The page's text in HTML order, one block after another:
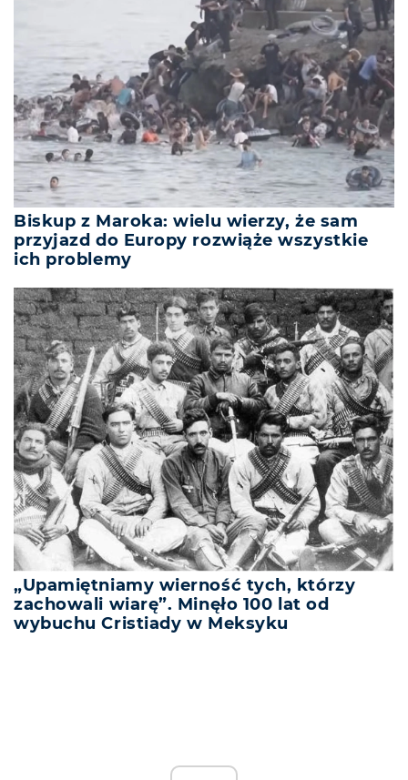
Biskup z Maroka: wielu wierzy, że sam
przyjazd do Europy rozwiąże wszystkie
ich problemy
„Upamiętniamy wierność tych, którzy
zachowali wiarę”. Minęło 100 lat od
wybuchu Cristiady w Meksyku